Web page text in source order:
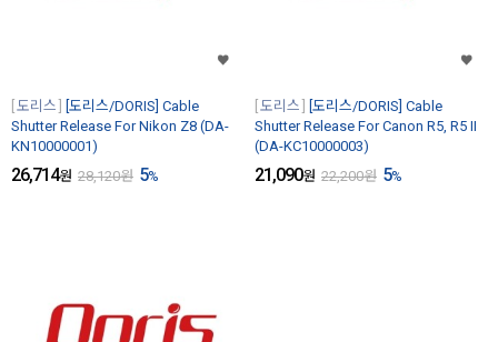
도리스
[도리스/DORIS] Cable
Shutter Release For Nikon Z8 (DA-
KN10000001)
26,714원 28,120원 5%
도리스
[도리스/DORIS] Cable
Shutter Release For Canon R5, R5 II
(DA-KC10000003)
21,090원 22,200원 5%